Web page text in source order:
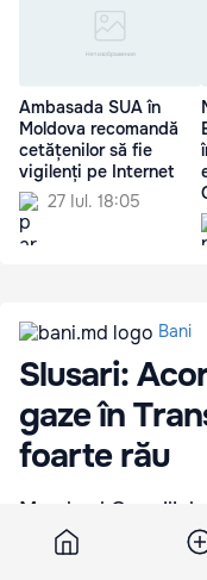
Ambasada SUA în
Moldova recomandă
cetățenilor să fie
vigilenți pe Internet
27 Iul. 18:05
Bani
Slusari:
gaze în
foarte rău
Membrul
Energocom,